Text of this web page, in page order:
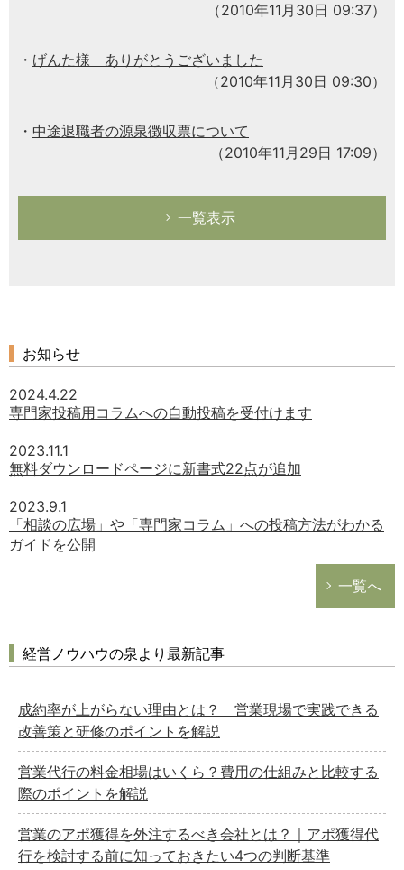
（2010年11月30日 09:37）
げんた様 ありがとうございました
（2010年11月30日 09:30）
中途退職者の源泉徴収票について
（2010年11月29日 17:09）
一覧表示
お知らせ
2024.4.22
専門家投稿用コラムへの自動投稿を受付けます
2023.11.1
無料ダウンロードページに新書式22点が追加
2023.9.1
「相談の広場」や「専門家コラム」への投稿方法がわかる
ガイドを公開
一覧へ
経営ノウハウの泉より最新記事
成約率が上がらない理由とは？ 営業現場で実践できる
改善策と研修のポイントを解説
営業代行の料金相場はいくら？費用の仕組みと比較する
際のポイントを解説
営業のアポ獲得を外注するべき会社とは？｜アポ獲得代
行を検討する前に知っておきたい4つの判断基準